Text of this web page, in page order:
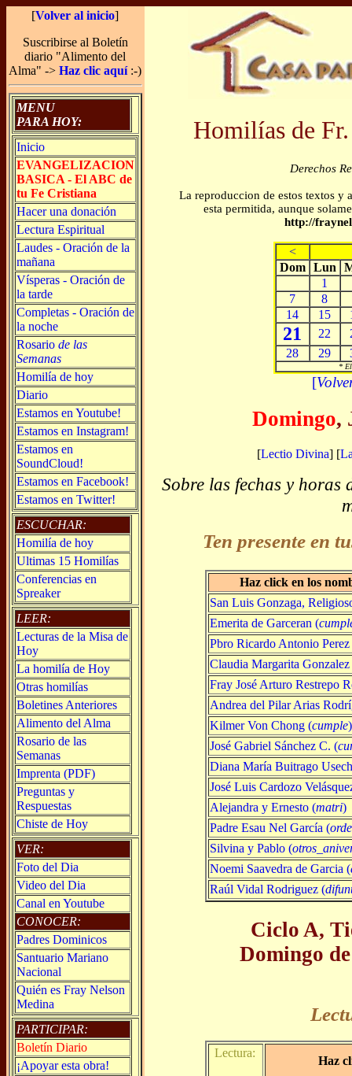
[Volver al inicio]
Suscribirse al Boletín
diario "Alimento del
Alma" ->Haz clic aquí:-)
MENU
PARA HOY:
Inicio
EVANGELIZACION
BASICA - El ABC de
tu Fe Cristiana
Hacer una donación
Lectura Espiritual
Laudes - Oración de la
mañana
Vísperas - Oración de
la tarde
Completas - Oración de
la noche
Rosario de las
Semanas
Homilía de hoy
Diario
Estamos en Youtube!
Estamos en Instagram!
Estamos en
SoundCloud!
Estamos en Facebook!
Estamos en Twitter!
ESCUCHAR:
Homilía de hoy
Ultimas 15 Homilías
Conferencias en
Spreaker
LEER:
Lecturas de la Misa de
Hoy
La homilía de Hoy
Otras homilías
Boletines Anteriores
Alimento del Alma
Rosario de las
Semanas
Imprenta (PDF)
Preguntas y
Respuestas
Chiste de Hoy
VER:
Foto del Dia
Video del Dia
Canal en Youtube
CONOCER:
Padres Dominicos
Santuario Mariano
Nacional
Quién es Fray Nelson
Medina
PARTICIPAR:
Boletín Diario
¡Apoyar esta obra!
Homilías de
Derechos
La reproduccion de estos textos y
esta permitida, aunque
http://
<
Dom Lun
1
7
8
14
15
21 22
28
29
*
[
Domingo,
[Lectio Divina] [
Sobre las fechas y horas
Ten presente en
Haz click en los
San Luis Gonzaga,
Emerita de Garceran (
Pbro Ricardo Antonio
Claudia Margarita
Fray José Arturo Restrepo
Andrea del Pilar Arias
Kilmer Von Chong (cumple)
José Gabriel Sánchez C. (
Diana María Buitrago
José Luis Cardozo
Alejandra y Ernesto (matri)
Padre Esau Nel García (
Silvina y Pablo (
Noemi Saavedra de Garcia (
Raúl Vidal Rodriguez (
Ciclo A,
Domingo
Lectura:
Haz